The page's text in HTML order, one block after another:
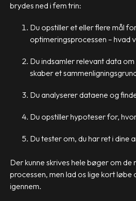
brydes ned i fem trin:
Du opstiller et eller flere mål
optimeringsprocessen – hvad
Du indsamler relevant data
skaber et
Du analyserer dataene og
Du opstiller hypoteser for,
Du tester om, du har ret i dine
Der kunne skrives hele bøger om
processen, men lad os lige kort løbe
igennem.